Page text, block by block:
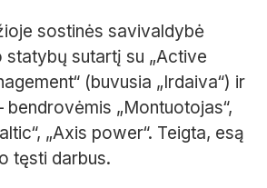
sostinės savivaldybė
statybų sutartį su „Active
(buvusia „Irdaiva“) ir
bendrovėmis „Montuotojas“,
„Axis power“. Teigta, esą
tęsti darbus.